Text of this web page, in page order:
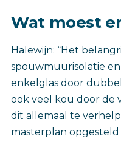
Wat moest
Halewijn: “Het
spouwmuurisolatie
enkelglas door
ook veel kou door de
dit allemaal te
masterplan opgesteld